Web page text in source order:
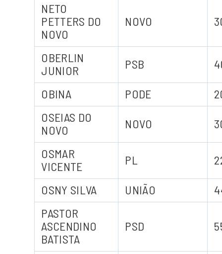
NETO
PETTERS DO
NOVO
NOVO
OBERLIN
JUNIOR
PSB
OBINA PODE
OSEIAS DO
NOVO
NOVO
OSMAR
VICENTE
PL
OSNY SILVA UNIÃO
PASTOR
ASCENDINO
BATISTA
PSD